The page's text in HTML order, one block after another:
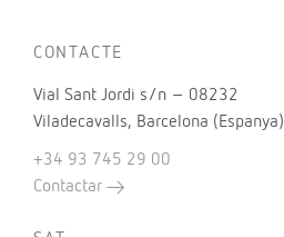
CONTACTE
Vial Sant Jordi s/n – 08232
Viladecavalls, Barcelona (Espanya)
+34 93 745 29 00
Contactar